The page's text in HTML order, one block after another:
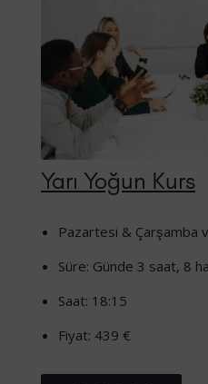
Yarı Yoğun Kurs
Pazartesi & Çarşamba
Süre: Günde 3 saat, 8
Saat: 18:15
Fiyat: 439 €